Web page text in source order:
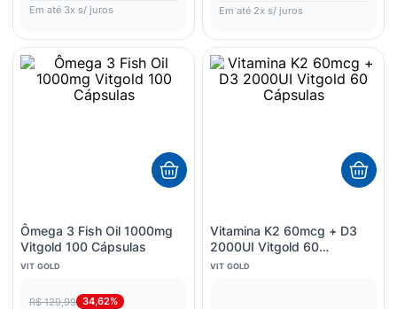
Em até 3x s/ juros Em até 2x s/ juros
Ômega 3 Fish Oil 1000mg
Vitgold 100 Cápsulas
VIT GOLD
R$ 129,99 34,62%
Vitamina K2 60mcg + D3
2000UI Vitgold 60
Cápsulas
VIT GOLD